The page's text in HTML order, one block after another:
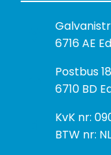
B
e
o
e
k
a
6716 AE
P
o
t
a
Postbus
6710 BD
I
n
KvK nr:
BTW nr: